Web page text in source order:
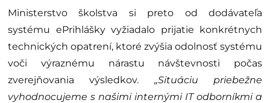
Ministerstvo školstva si preto od dodávateľa
systému ePrihlášky vyžiadalo prijatie konkrétnych
technických opatrení, ktoré zvýšia odolnosť systému
voči výraznému nárastu návštevnosti počas
zverejňovania výsledkov. „Situáciu priebežne
vyhodnocujeme s našimi internými IT odborníkmi a